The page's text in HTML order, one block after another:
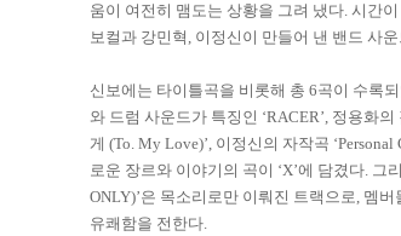
움이 여전히 맴도는 상황을 그려 냈다. 시간
보컬과 강민혁 , 이정신이 만들어 낸 밴드 사
신보에는 타이틀곡을 비롯해 총 6곡이 수록
와 드럼 사운드가 특징인 ‘RACER’, 정용화의
게 (To. My Love)’, 이정신의 자작곡 ‘Personal
로운 장르와 이야기의 곡이 ‘X’에 담겼다. 그
ONLY)’은 목소리로만 이뤄진 트랙으로, 멤버
유쾌함을 전한다.